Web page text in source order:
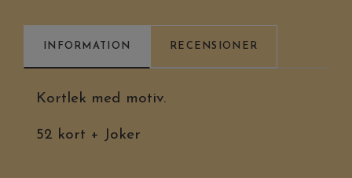
INFORMATION RECENSIONER
Kortlek med motiv.
52 kort + Joker